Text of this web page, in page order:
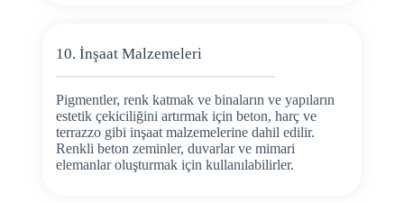
10. İnşaat Malzemeleri
Pigmentler, renk katmak ve binaların ve yapıların
estetik çekiciliğini artırmak için beton, harç ve
terrazzo gibi inşaat malzemelerine dahil edilir.
Renkli beton zeminler, duvarlar ve mimari
elemanlar oluşturmak için kullanılabilirler.